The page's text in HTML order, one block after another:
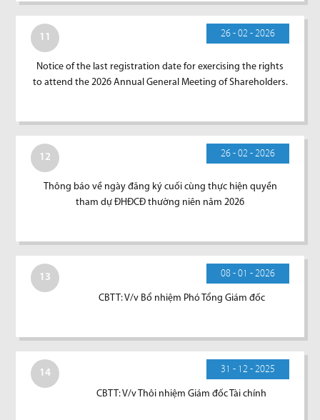
11 26 - 02 - 2026
Notice of the last registration date for exercising the rights
to attend the 2026 Annual General Meeting of Shareholders.
12 26 - 02 - 2026
Thông báo về ngày đăng ký cuối cùng thực hiện quyền
tham dự ĐHĐCĐ thường niên năm 2026
13 08 - 01 - 2026
CBTT: V/v Bổ nhiệm Phó Tổng Giám đốc
14 31 - 12 - 2025
CBTT: V/v Thôi nhiệm Giám đốc Tài chính